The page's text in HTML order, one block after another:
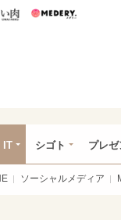
ン うまい肉
IT シゴト プレ
ソーシャルメディア